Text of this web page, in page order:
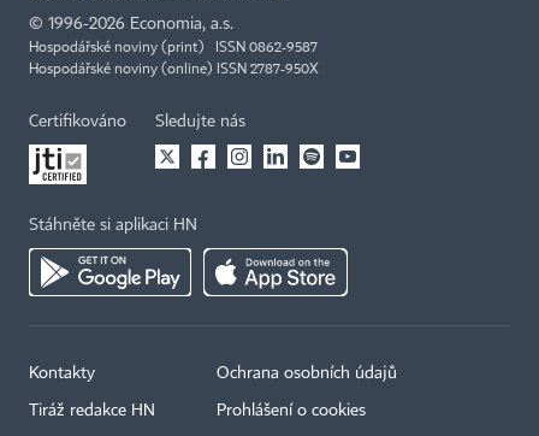
© 1996-2026 Economia, a.s.
Hospodářské noviny (print) ISSN 0862-9587
Hospodářské noviny (online) ISSN 2787-950X
Certifikováno Sledujte nás
Stáhněte si aplikaci HN
Kontakty
Tiráž redakce HN
Ochrana osobních údajů
Prohlášení o cookies